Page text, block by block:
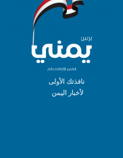
نافذتك الأولى
لأخبار اليمن